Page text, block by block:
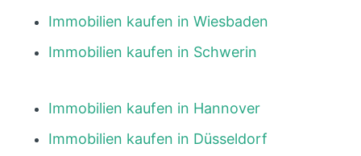
Immobilien kaufen in Wiesbaden
Immobilien kaufen in Schwerin
Immobilien kaufen in Hannover
Immobilien kaufen in Düsseldorf